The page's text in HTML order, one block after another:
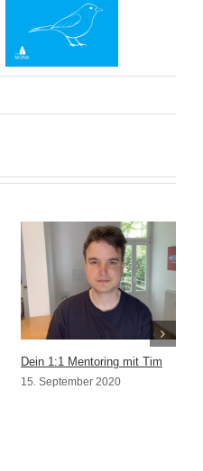
Dein 1:1 Mentoring mit Tim
15. September 2020